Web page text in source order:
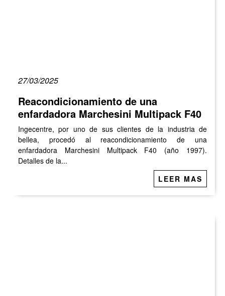
27/03/2025
Reacondicionamiento de una
enfardadora Marchesini Multipack F40
Ingecentre, por uno de sus clientes de la industria de
bellea, procedó al reacondicionamiento de una
enfardadora Marchesini Multipack F40 (año 1997).
Detalles de la...
LEER MAS